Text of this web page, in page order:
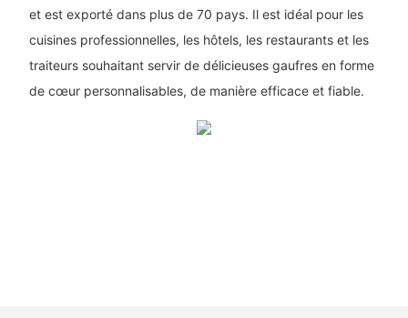
et est exporté dans plus de 70 pays. Il est idéal pour les
cuisines professionnelles, les hôtels, les restaurants et les
traiteurs souhaitant servir de délicieuses gaufres en forme
de cœur personnalisables, de manière efficace et fiable.